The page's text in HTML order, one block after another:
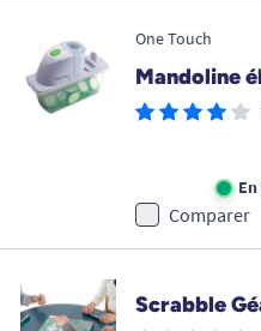
One Touch
Mandoline
Comparer
Scrabble